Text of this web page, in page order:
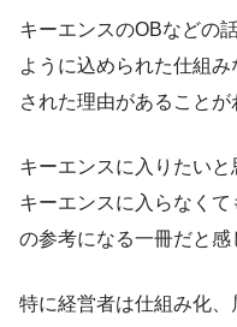
キーエンスのOBなどの
ように込められた仕組
された理由があることが
キーエンスに入りたいと
キーエンスに入らなく
の参考になる一冊だと感
特に経営者は仕組み化